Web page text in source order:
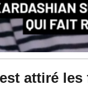
attiré